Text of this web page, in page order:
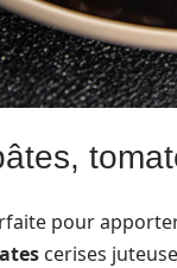
pour
cerises